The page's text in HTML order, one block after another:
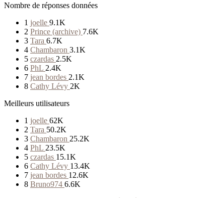
Nombre de réponses données
1 joelle 9.1K
2 Prince (archive) 7.6K
3 Tara 6.7K
4 Chambaron 3.1K
5 czardas 2.5K
6 PhL 2.4K
7 jean bordes 2.1K
8 Cathy Lévy 2K
Meilleurs utilisateurs
1 joelle 62K
2 Tara 50.2K
3 Chambaron 25.2K
4 PhL 23.5K
5 czardas 15.1K
6 Cathy Lévy 13.4K
7 jean bordes 12.6K
8 Bruno974 6.6K